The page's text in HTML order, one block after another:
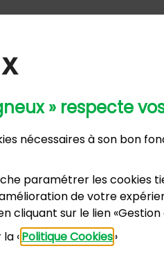
» respecte
nécessaires à son bon
paramétrer les cookies
de votre
cliquant sur le lien «Gestion
«Politique Cookies»
Ravera - 92220 Bagneux
Port Galand - 92220 Bagneux